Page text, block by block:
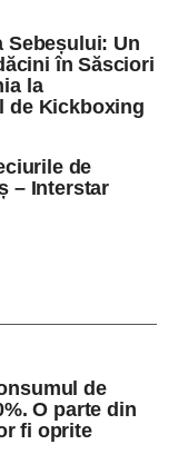
Pielarul:
I (Under 9 și
Arini:parc de
Pielarul:
Arini:parc de
Sebeșului: Un
în Săsciori
la
de Kickboxing
de
– Interstar
de
O parte din
fi oprite